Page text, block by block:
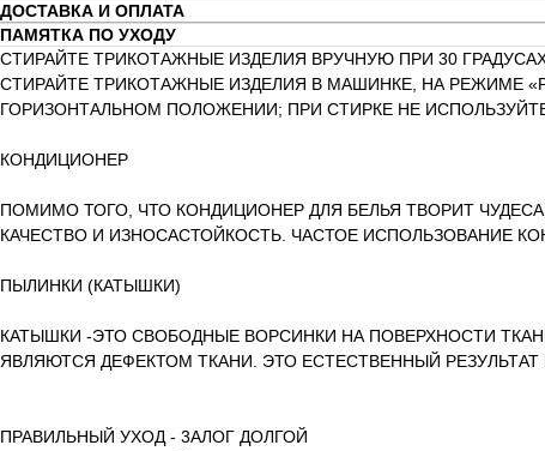
ДОСТАВКА И ОПЛАТА
ПАМЯТКА ПО УХОДУ
СТИРАЙТЕ ТРИКОТАЖНЫЕ ИЗДЕЛИЯ ВРУЧНУЮ ПРИ 30
СТИРАЙТЕ ТРИКОТАЖНЫЕ ИЗДЕЛИЯ В МАШИНКЕ, НА РЕЖИМЕ
ГОРИЗОНТАЛЬНОМ ПОЛОЖЕНИИ; ПРИ СТИРКЕ НЕ
КОНДИЦИОНЕР
ПОМИМО ТОГО, ЧТО КОНДИЦИОНЕР ДЛЯ БЕЛЬЯ ТВОРИТ
КАЧЕСТВО И ИЗНОСАСТОЙКОСТЬ. ЧАСТОЕ ИСПОЛЬЗОВАНИЕ
ПЫЛИНКИ (КАТЫШКИ)
КАТЫШКИ -ЭТО СВОБОДНЫЕ ВОРСИНКИ НА ПОВЕРХНОСТИ
ЯВЛЯЮТСЯ ДЕФЕКТОМ ТКАНИ. ЭТО ЕСТЕСТВЕННЫЙ
ПРАВИЛЬНЫЙ УХОД - 3АЛОГ ДОЛГОЙ